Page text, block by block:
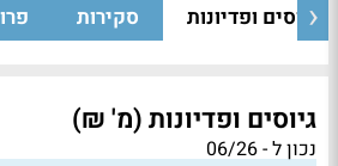
גיוסים ופדיונות סקירות
גיוסים ופדיונות (מ' ₪)
נכון ל - 06/26